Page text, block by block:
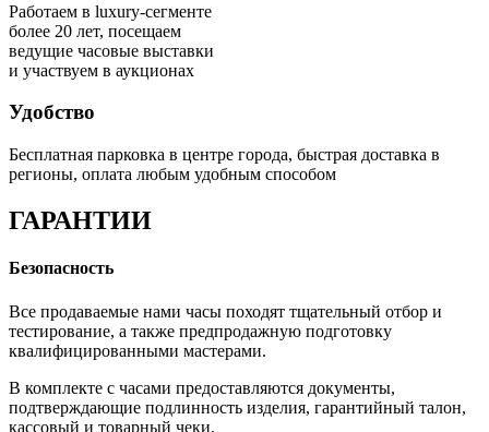
Работаем в luxury-сегменте
более 20 лет, посещаем
ведущие часовые выставки
и участвуем в аукционах
Удобство
Бесплатная парковка в центре города, быстрая доставка в
регионы, оплата любым удобным способом
ГАРАНТИИ
Безопасность
Все продаваемые нами часы походят тщательный отбор и
тестирование, а также предпродажную подготовку
квалифицированными мастерами.
В комплекте с часами предоставляются документы,
подтверждающие подлинность изделия, гарантийный талон,
кассовый и товарный чеки.